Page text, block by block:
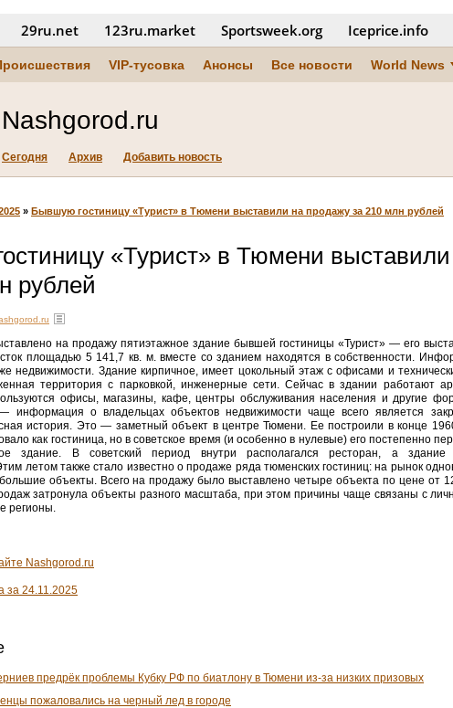
29ru.net 123ru.market Sportsweek.org Iceprice.info
VIP-тусовка Анонсы Все новости World News
Nashgorod.ru
Сегодня Архив Добавить новость
» Бывшую гостиницу «Турист» в Тюмени выставили на продажу за 210 млн рублей
«Турист» в Тюмени
рублей
на продажу пятиэтажное здание бывшей гостиницы «Турист» — его
площадью 5 141,7 кв. м. вместе со зданием находятся в собственности.
недвижимости. Здание кирпичное, имеет цокольный этаж с офисами и
территория с парковкой, инженерные сети. Сейчас в здании работают
офисы, магазины, кафе, центры обслуживания населения и другие
информация о владельцах объектов недвижимости чаще всего является
история. Это — заметный объект в центре Тюмени. Ее построили в конце
как гостиница, но в советское время (и особенно в нулевые) его постепенно
здание. В советский период внутри располагался ресторан, а
летом также стало известно о продаже ряда тюменских гостиниц: на рынок
объекты. Всего на продажу было выставлено четыре объекта по цене от
затронула объекты разного масштаба, при этом причины чаще связаны с
регионы.
Nashgorod.ru
за 24.11.2025
предрёк проблемы Кубку РФ по биатлону в Тюмени из-за низких призовых
пожаловались на черный лед в городе